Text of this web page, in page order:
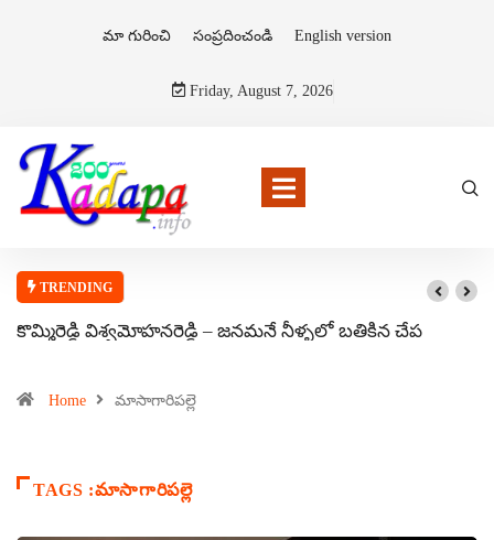
మా గురించి సంప్రదించండి English version
Friday, August 7, 2026
TRENDING
కొమ్మిరెడ్డి విశ్వమోహనరెడ్డి – జనమనే నీళ్ళలో బతికిన చేప
Home మాసాగారిపల్లె
TAGS :మాసాగారిపల్లె